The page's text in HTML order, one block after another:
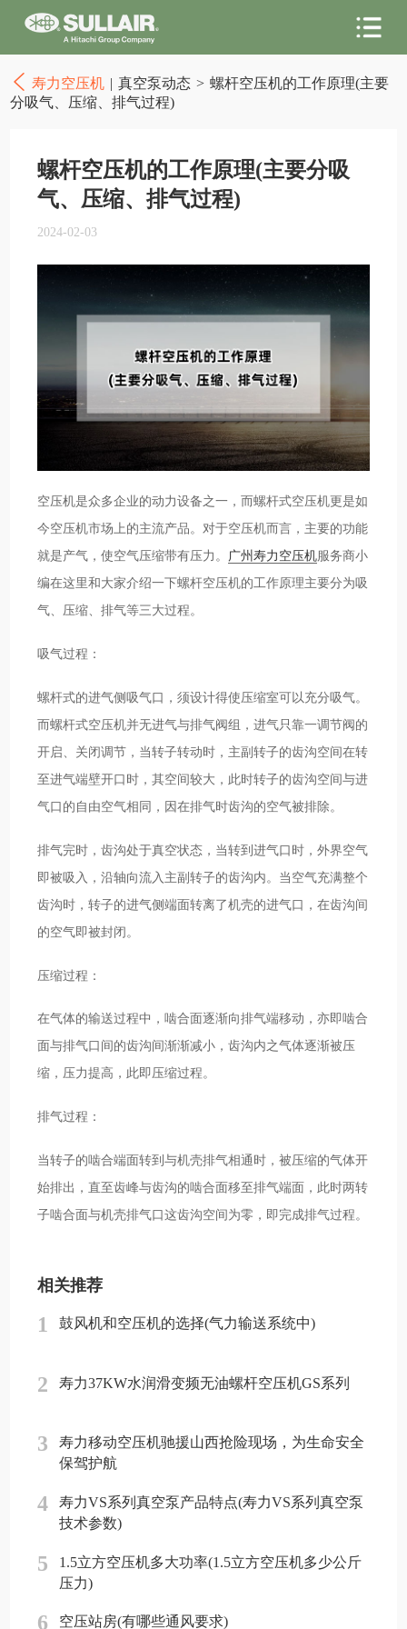
寿力空压机 | 真空泵动态 > 螺杆空压机的工作原理(主要
分吸气、压缩、排气过程)
螺杆空压机的工作原理(主要分吸
气、压缩、排气过程)
2024-02-03
空压机是众多企业的动力设备之一，而螺杆式空压机更是如
今空压机市场上的主流产品。对于空压机而言，主要的功能
就是产气，使空气压缩带有压力。
广州寿力空压机服务商小
编在这里和大家介绍一下螺杆空压机的工作原理主要分为吸
气、压缩、排气等三大过程。
吸气过程：
螺杆式的进气侧吸气口，须设计得使压缩室可以充分吸气。
而螺杆式空压机并无进气与排气阀组，进气只靠一调节阀的
开启、关闭调节，当转子转动时，主副转子的齿沟空间在转
至进气端壁开口时，其空间较大，此时转子的齿沟空间与进
气口的自由空气相同，因在排气时齿沟的空气被排除。
排气完时，齿沟处于真空状态，当转到进气口时，外界空气
即被吸入，沿轴向流入主副转子的齿沟内。当空气充满整个
齿沟时，转子的进气侧端面转离了机壳的进气口，在齿沟间
的空气即被封闭。
压缩过程：
在气体的输送过程中，啮合面逐渐向排气端移动，亦即啮合
面与排气口间的齿沟间渐渐减小，齿沟内之气体逐渐被压
缩，压力提高，此即压缩过程。
排气过程：
当转子的啮合端面转到与机壳排气相通时，被压缩的气体开
始排出，直至齿峰与齿沟的啮合面移至排气端面，此时两转
子啮合面与机壳排气口这齿沟空间为零，即完成排气过程。
相关推荐
1 鼓风机和空压机的选择(气力输送系统中)
2 寿力37KW水润滑变频无油螺杆空压机GS系列
3
寿力移动空压机驰援山西抢险现场，为生命安全
保驾护航
4
寿力VS系列真空泵产品特点(寿力VS系列真空泵
技术参数)
5
1.5立方空压机多大功率(1.5立方空压机多少公斤
压力)
6 空压站房(有哪些通风要求)